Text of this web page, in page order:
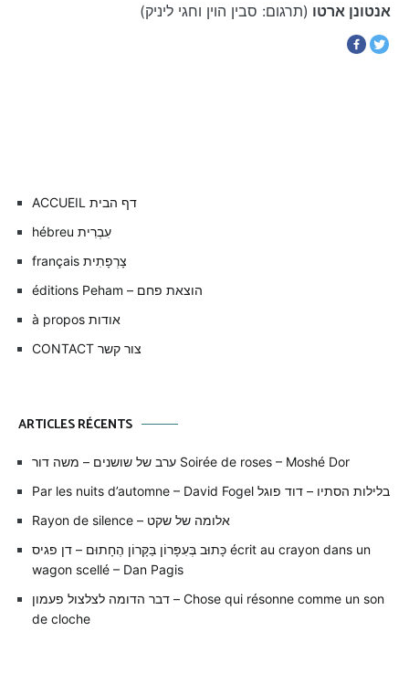
אנטונן ארטו (תרגום: סבין הוין וחגי ליניק)
l’articleACCUEIL דף הבית
hébreu עִבְרִית
français צָרְפָתִית
éditions Peham – הוצאת פחם
à propos אודות
CONTACT צור קשר
ARTICLES RÉCENTS
ערב של שושנים – משה דור Soirée de roses – Moshé Dor
Par les nuits d’automne – David Fogel בלילות הסתיו – דוד פוגל
Rayon de silence – אלומה של שקט
כָּתוּב בְּעִפָּרוֹן בַּקָּרוֹן הֶחָתוּם – דן פגיס écrit au crayon dans un
wagon scellé – Dan Pagis
דבר הדומה לצלצול פעמון – Chose qui résonne comme un son
de cloche